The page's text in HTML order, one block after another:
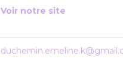
Voir notre site